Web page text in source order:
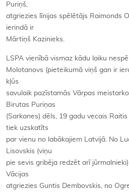
Puriņš,
atgriezies līnijas spēlētājs Raimonds
ierindā ir
Mārtiņš Kazinieks.
LSPA vienībā vismaz kādu laiku
Molotanovs (pieteikumā viņš gan ir
kļūs
savulaik pazīstamās Vārpas
Birutas Puriņas
(Sarkanes) dēls, 19 gadu vecais
tiek uzskatīts
par vienu no labākajiem Latvijā. No
Lisovskis (viņu
pie sevis gribēja redzēt arī
Vācijas
atgriezies Guntis Dembovskis, no